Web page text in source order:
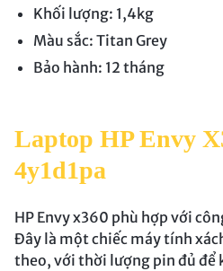
Khối lượng: 1,4kg
Màu sắc: Titan Grey
Bảo hành: 12 tháng
Laptop HP Envy
4y1d1pa
HP Envy x360 phù hợp với
Đây là một chiếc máy tính
theo, với thời lượng pin đủ để